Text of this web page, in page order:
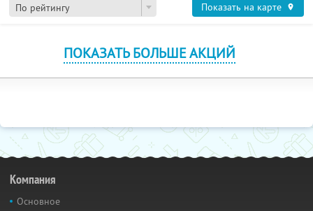
По рейтингу Показать на карте
ПОКАЗАТЬ БОЛЬШЕ АКЦИЙ
Компания
Основное